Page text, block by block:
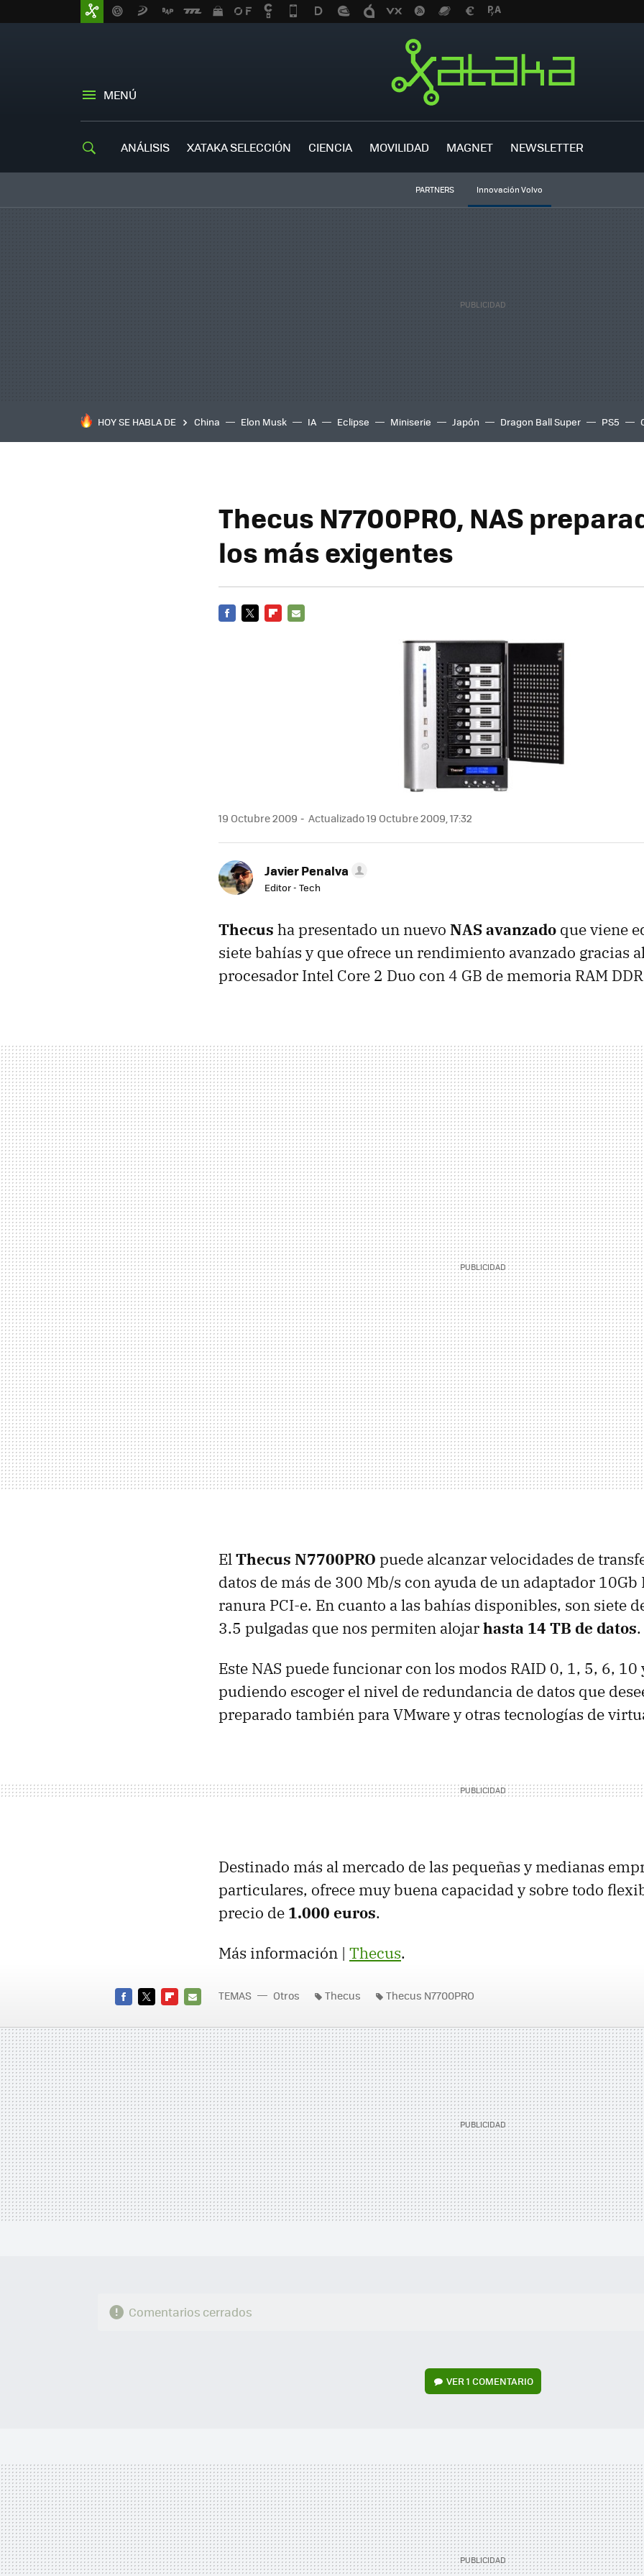
MENÚ
ANÁLISIS XATAKA SELECCIÓN CIENCIA MOVILIDAD MAGNET NEWSLETTER
PARTNERS Innovación Volvo
HOY SE HABLA DE China Elon Musk IA Eclipse Miniserie Japón Dragon Ball Super PS5
Thecus N7700PRO, NAS
los más exigentes
19 Octubre 2009 Actualizado 19 Octubre 2009, 17:32
Javier Penalva
Editor - Tech
Thecus ha presentado un nuevo NAS avanzado que viene
siete bahías y que ofrece un rendimiento avanzado gracias
procesador Intel Core 2 Duo con 4 GB de memoria RAM
ElThecus N7700PRO puede alcanzar velocidades de
datos de más de 300 Mb/s con ayuda de un adaptador 10Gb
ranura PCI-e. En cuanto a las bahías disponibles, son siete
3.5 pulgadas que nos permiten alojarhasta 14 TB de datos.
Este NAS puede funcionar con los modos RAID 0, 1, 5, 6, 10
pudiendo escoger el nivel de redundancia de datos que
preparado también para VMware y otras tecnologías de
Destinado más al mercado de las pequeñas y medianas
particulares, ofrece muy buena capacidad y sobre todo
precio de 1.000 euros.
Más información | Thecus.
MAIL
TEMAS Otros Thecus Thecus N7700PRO
Comentarios cerrados
VER1 COMENTARIO